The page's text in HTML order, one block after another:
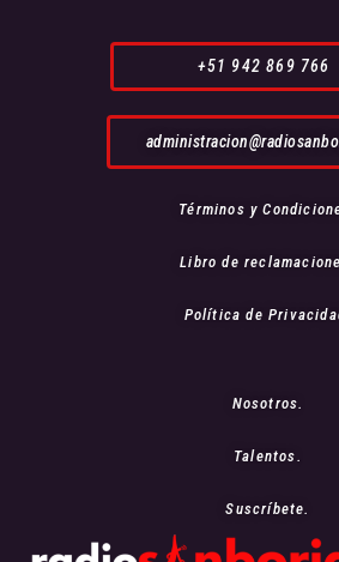
+51 942 869 766
Términos y
Libro de
Política de
Nosotros.
Talentos.
Suscríbete.